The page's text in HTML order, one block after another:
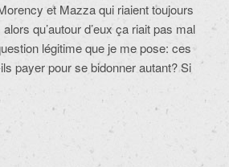
et Mazza qui riaient toujours
qu’autour d’eux ça riait pas mal
légitime que je me pose: ces
payer pour se bidonner autant? Si